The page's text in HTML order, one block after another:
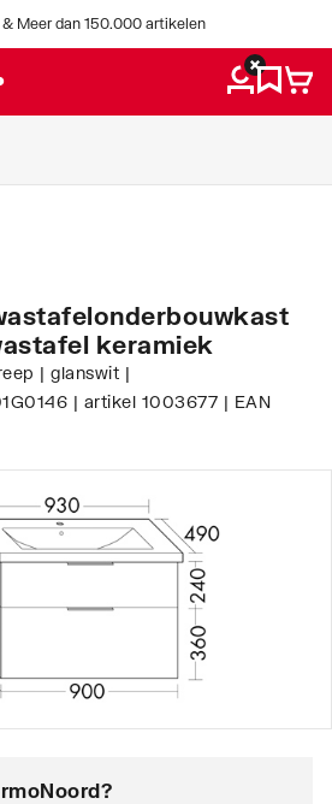
Meer dan 150.000 artikelen
keramiek
| glanswit |
| artikel 1003677 | EAN
?